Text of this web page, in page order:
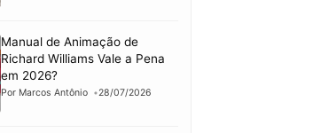
Manual de Animação de
Richard Williams Vale a Pena
em 2026?
Por Marcos Antônio 28/07/2026